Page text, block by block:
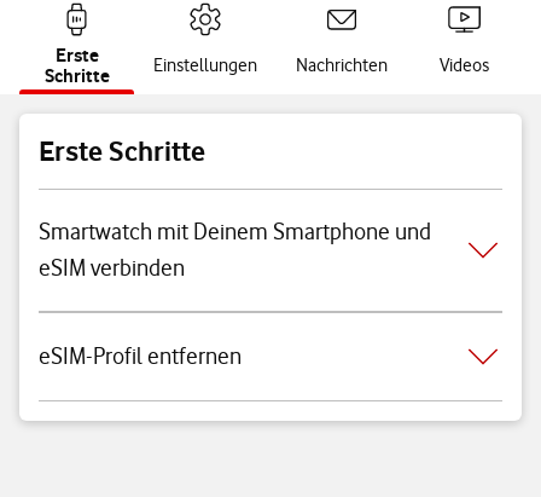
Erste
Schritte
Einstellungen Nachrichten Videos
Erste Schritte
Smartwatch mit Deinem Smartphone und
eSIM verbinden
eSIM-Profil entfernen